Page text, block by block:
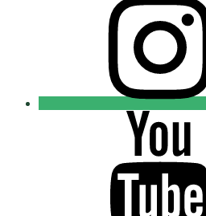
Православные
Добровольцы